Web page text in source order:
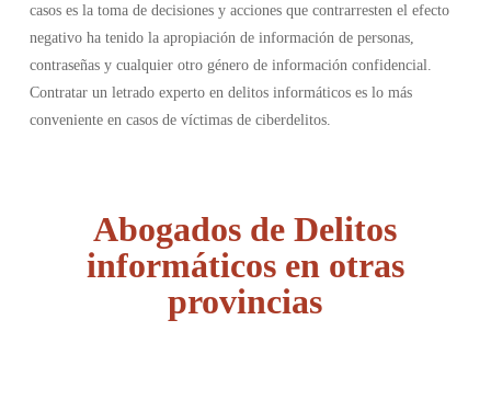
casos es la toma de decisiones y acciones que contrarresten el efecto
negativo ha tenido la apropiación de información de personas,
contraseñas y cualquier otro género de información confidencial.
Contratar un letrado experto en delitos informáticos es lo más
conveniente en casos de víctimas de ciberdelitos.
Abogados de Delitos
informáticos en otras
provincias